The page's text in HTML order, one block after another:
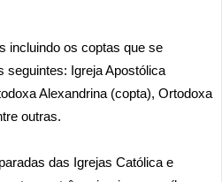
incluindo os coptas que se
seguintes: Igreja Apostólica
Alexandrina (copta), Ortodoxa
outras.
das Igrejas Católica e